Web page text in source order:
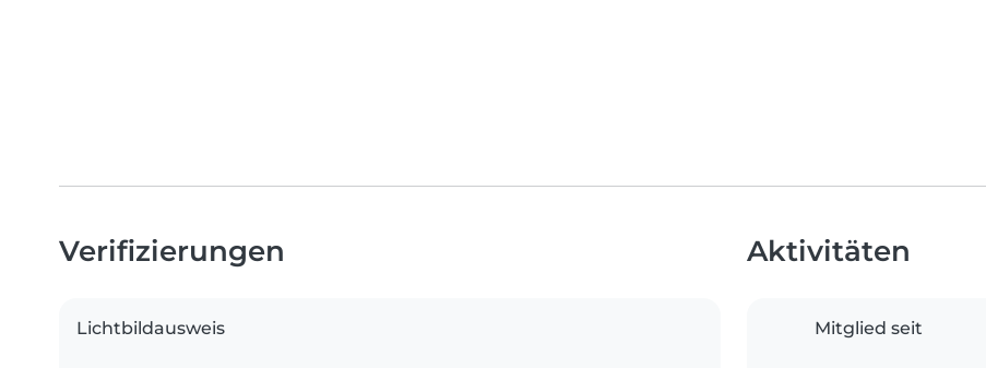
Verifizierungen
Lichtbildausweis
Aktivitäten
Mitglied seit